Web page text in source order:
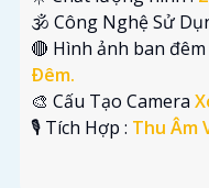
🕉️ Công Nghệ Sử
🔴 Hình ảnh ban đêm
Ðêm.
🎨 Cấu Tạo Camera
️🎙 Tích Hợp : Thu Âm